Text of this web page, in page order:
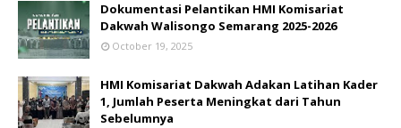
Dokumentasi Pelantikan HMI Komisariat
Dakwah Walisongo Semarang 2025-2026
October 19, 2025
HMI Komisariat Dakwah Adakan Latihan Kader
1, Jumlah Peserta Meningkat dari Tahun
Sebelumnya